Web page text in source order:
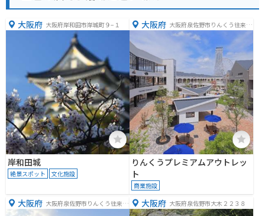
大阪府 大阪府岸和田市岸城町９−１
岸和田城
絶景スポット 文化施設
大阪府 大阪府泉佐野市りんくう往来南
３−２８
りんくうプレミアムアウトレッ
ト
商業施設
大阪府 大阪府泉佐野市りんくう往来南
大阪府 大阪府泉佐野市大木２２３８